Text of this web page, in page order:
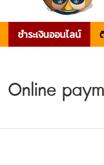
ชำระเงินออนไลน์
Online